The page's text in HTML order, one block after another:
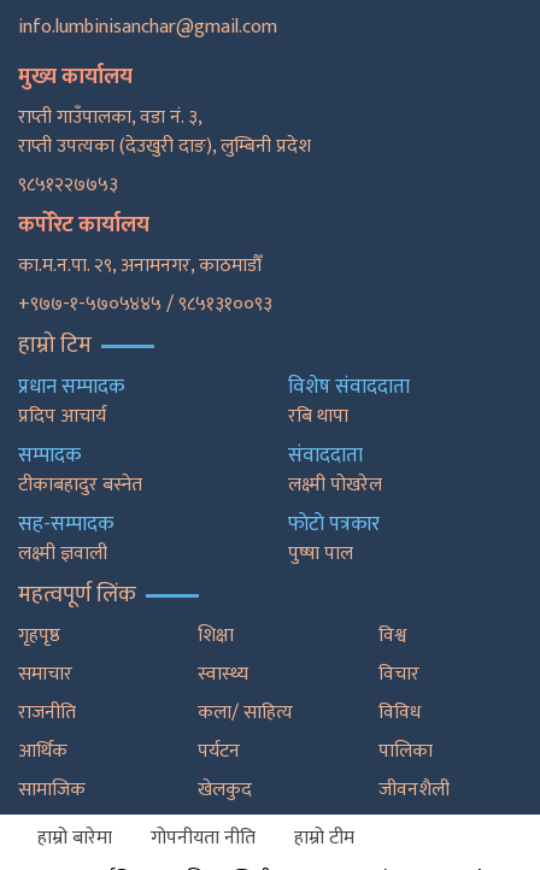
info.lumbinisanchar@gmail.com
मुख्य कार्यालय
राप्ती गाउँपालका, वडा नं. ३,
राप्ती उपत्यका (देउखुरी दाङ), लुम्बिनी प्रदेश
९८५१२२७७५३
कर्पोरेट कार्यालय
का.म.न.पा. २९, अनामनगर, काठमाडाैँ
+९७७-१-५७०५४४५ / ९८५१३१००९३
हाम्रो टिम
प्रधान सम्पादक
प्रदिप आचार्य
सम्पादक
टीकाबहादुर बस्नेत
सह-सम्पादक
लक्ष्मी ज्ञवाली
विशेष संवाददाता
रबि थापा
संवाददाता
लक्ष्मी पोखरेल
फाेटाे पत्रकार
पुष्षा पाल
महत्वपूर्ण लिंक
गृहपृष्ठ
समाचार
राजनीति
आर्थिक
सामाजिक
शिक्षा
स्वास्थ्य
कला/ साहित्य
पर्यटन
खेलकुद
विश्व
विचार
विविध
पालिका
जीवनशैली
हाम्रो बारेमा
गोपनीयता नीति
हाम्रो टीम